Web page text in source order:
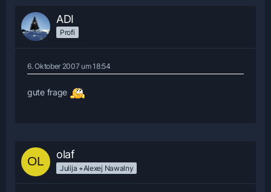
ADI
Profi
6. Oktober 2007 um 18:54
gute frage
olaf
Julija +Alexej Nawalny